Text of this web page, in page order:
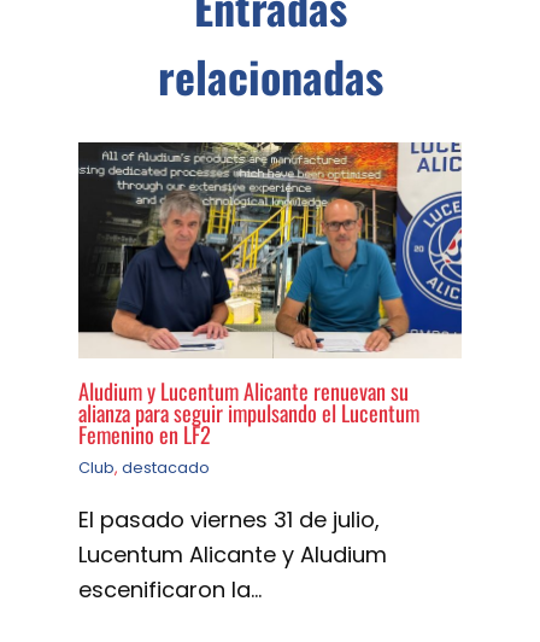
relacionadas
Aludium y Lucentum Alicante renuevan su
alianza para seguir impulsando el Lucentum
Femenino en LF2
Club, destacado
El pasado viernes 31 de julio,
Lucentum Alicante y Aludium
escenificaron la…